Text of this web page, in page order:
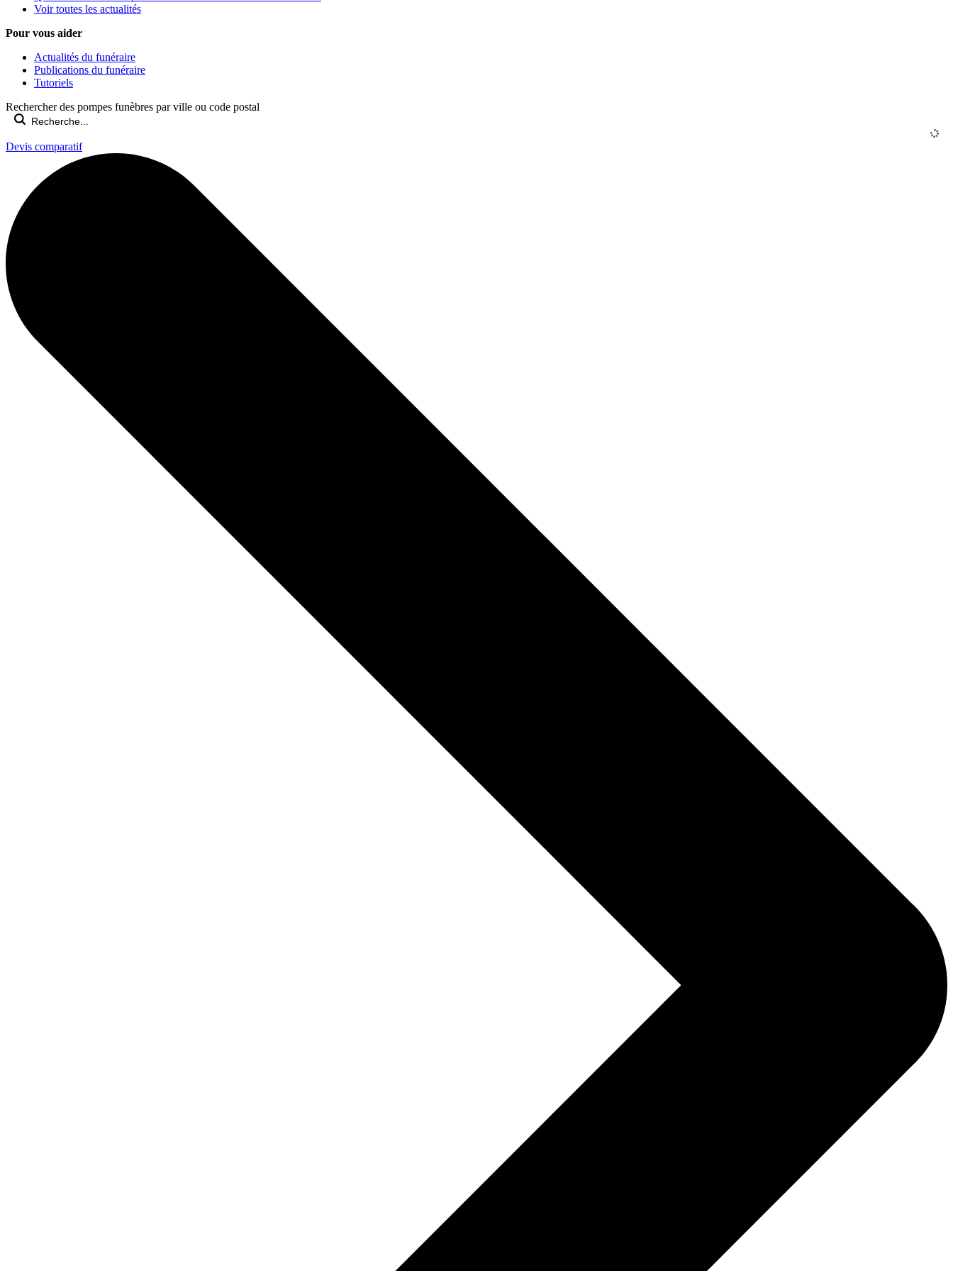
Voir toutes les actualités
Pour vous aider
Actualités du funéraire
Publications du funéraire
Tutoriels
Rechercher des pompes funèbres par ville ou code postal
Devis comparatif